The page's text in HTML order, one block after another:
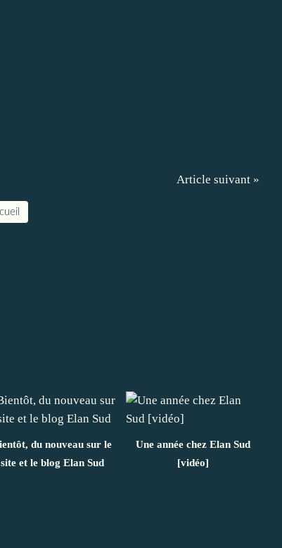
Article suivant »
du nouveau sur le
site et le blog Elan Sud
Une année chez Elan Sud
[vidéo]